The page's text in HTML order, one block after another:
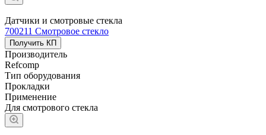
Датчики и смотровые стекла
700211 Смотровое стекло
Получить КП
Производитель
Refcomp
Тип оборудования
Прокладки
Применение
Для смотрового стекла